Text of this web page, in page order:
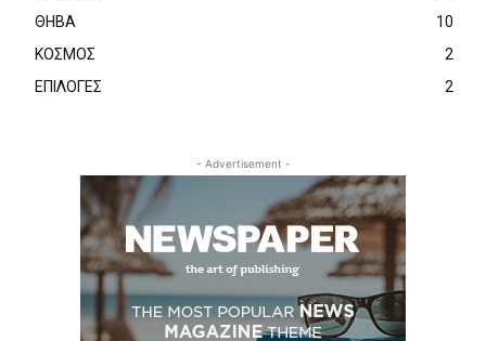
ΘΗΒΑ
10
ΚΟΣΜΟΣ
2
ΕΠΙΛΟΓΕΣ
2
- Advertisement -